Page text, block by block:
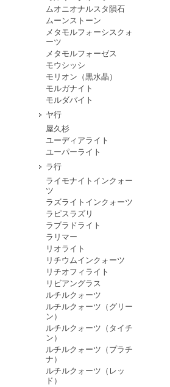
ムオニオナルスタ隕石
ムーンストーン
メタモルフォーシスクォ
ーツ
メタモルフォーゼス
モウシッシ
モリオン（黒水晶）
モルガナイト
モルダバイト
ヤ行
屋久杉
ユーディアライト
ユーパーライト
ラ行
ライモナイトインクォー
ツ
ラズライトインクォーツ
ラピスラズリ
ラブラドライト
ラリマー
リオライト
リチウムインクォーツ
リチオフィライト
リビアングラス
ルチルクォーツ
ルチルクォーツ（グリー
ン）
ルチルクォーツ（タイチ
ン）
ルチルクォーツ（プラチ
ナ）
ルチルクォーツ（レッ
ド）